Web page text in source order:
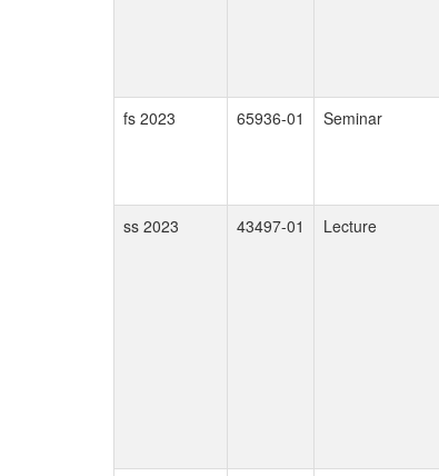
fs 2023
65936-01 Seminar
ss 2023 43497-01 Lecture